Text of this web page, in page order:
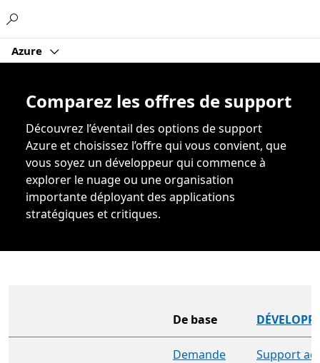
Azure
Comparez les offres de support
Découvrez l’éventail des options de support
Azure et choisissez l’offre qui vous convient, que
vous soyez un développeur qui commence à
explorer le nuage ou une organisation
importante déployant des applications
stratégiques et critiques.
De base
Demande
Support